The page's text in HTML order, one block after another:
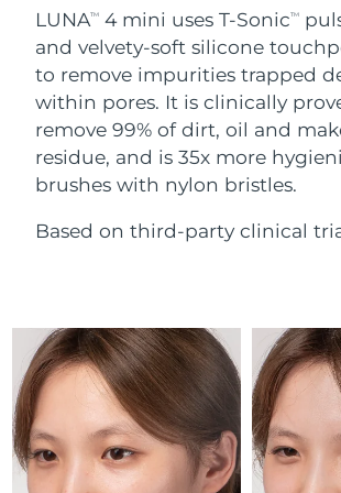
LUNATM 4 mini uses T-SonicTM
and velvety-soft silicone
to remove impurities trapped
within pores. It is clinically
remove 99% of dirt, oil and
residue, and is 35x more
brushes with nylon bristles.
Based on third-party clinical
All revitalizing eye
Advanced pore care
Serum
issa™ Teeth
18% PAP
Kosmetyki
Kupuj
O NAS
Gibraltar
Grecja
SRA Hongkong
(Chiny)
Indonezja
Irlandia
Wyspa Man